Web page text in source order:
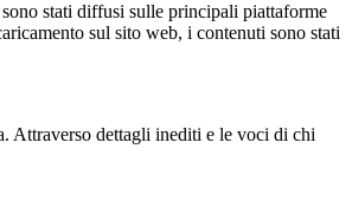
stati diffusi sulle principali piattaforme
sul sito web, i contenuti sono stati
Attraverso dettagli inediti e le voci di chi